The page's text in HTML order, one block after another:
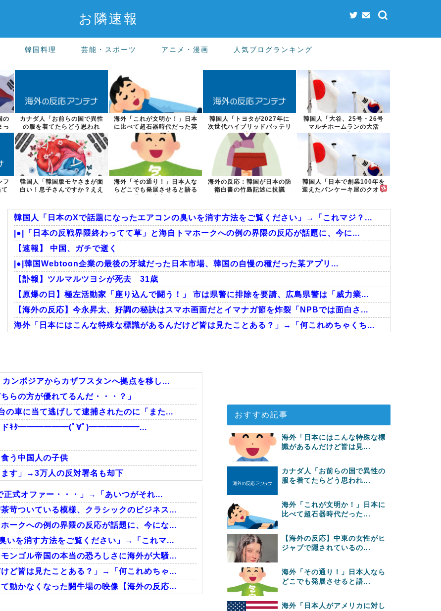
お隣速報
韓国料理 芸能・スポーツ アニメ・漫画 人気ブログランキング
の
っ
カナダ人「お前らの国で異性
の服を着てたらどう思われ
る？」
海外「これが文明か！」日本
に比べて超石器時代だった英
国に海外が大...
韓国人「トヨタが2027年に
次世代ハイブリッドバッテリ
ーを導入へ...
韓国人「大谷、25号・26号
マルチホームランの大活
躍！」→「日本...
フ
韓国人「韓国版モヤさまが面
白い！息子さんですか？ええ
海外「その通り！」日本人な
らどこでも発展させると語る
海外の反応：韓国が日本の防
衛白書の竹島記述に抗議
韓国人「日本で創業100年を
迎えたパンケーキ屋のクオリ
韓国人「日本のXで話題になったエアコンの臭いを消す方法をご覧ください」→「これマジ？...
|●|「日本の反戦界隈終わってて草」と海自トマホークへの例の界隈の反応が話題に、今に...
【速報】 中国、ガチで逝く
|●|韓国Webtoon企業の最後の牙城だった日本市場、韓国の自慢の種だった某アプリ...
【訃報】ツルマルツヨシが死去 31歳
【原爆の日】極左活動家「座り込んで闘う！」 市は県警に排除を要請、広島県警は「威力業...
【海外の反応】今永昇太、好調の秘訣はスマホ画面だとイマナガ節を炸裂「NPBでは面白さ...
海外「日本にはこんな特殊な標識があるんだけど皆は見たことある？」→「何これめちゃくち...
海外「これが文明か！」日本に比べて超石器時代だった英国に海外が大騒ぎ
Powered by livedoor 相互RSS
ンボジアからカザフスタンへ拠点を移し...
らの方が優れてるんだ・・・？」
の車に当て逃げして逮捕されたのに「また...
ノイドｷﾀ━━━━━━(ﾟ∀ﾟ)━━━━━━...
う中国人の子供
ます」→3万人の反対署名も却下
正式オファー・・・」→「あいつがそれ...
苛ついている模様、クラシックのビジネス...
ークへの例の界隈の反応が話題に、今にな...
いを消す方法をご覧ください」→「これマ...
ンゴル帝国の本当の恐ろしさに海外が大騒...
ど皆は見たことある？」→「何これめちゃ...
動かなくなった闘牛場の映像【海外の反応...
おすすめ記事
海外「日本にはこんな特殊な標
識があるんだけど皆は見...
カナダ人「お前らの国で異性の
服を着てたらどう思われ...
海外「これが文明か！」日本に
比べて超石器時代だった...
【海外の反応】中東の女性がヒ
ジャブで隠されているの...
海外「その通り！」日本人なら
どこでも発展させると語...
海外「日本人がアメリカに対し